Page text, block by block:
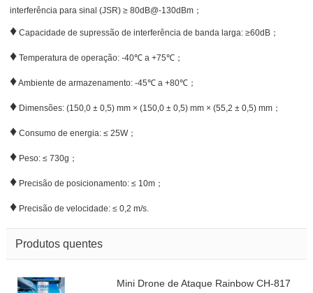
interferência para sinal (JSR) ≥ 80dB@-130dBm；
♦ Capacidade de supressão de interferência de banda larga: ≥60dB；
♦ Temperatura de operação: -40℃ a +75℃；
♦Ambiente de armazenamento: -45℃ a +80℃；
♦ Dimensões: (150,0 ± 0,5) mm × (150,0 ± 0,5) mm × (55,2 ± 0,5) mm；
♦ Consumo de energia: ≤ 25W；
♦ Peso: ≤ 730g；
♦ Precisão de posicionamento: ≤ 10m；
♦ Precisão de velocidade: ≤ 0,2 m/s.
Produtos quentes
Mini Drone de Ataque Rainbow CH-817